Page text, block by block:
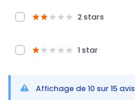
2 stars
1 star
Affichage de 10 sur 15 avis